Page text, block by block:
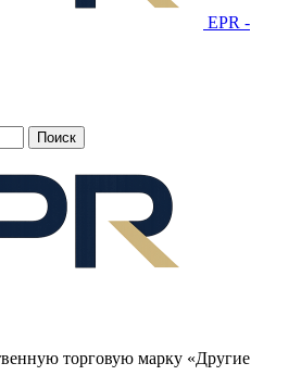
EPR -
торговую марку «Другие